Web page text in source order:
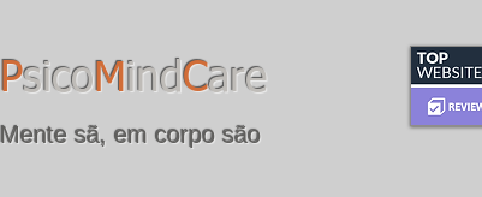
PsicoMindCare
Mente sã, em corpo são